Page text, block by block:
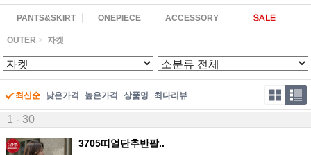
PANTS&SKIRT ONEPIECE ACCESSORY
OUTER 자켓
최신순 낮은가격 높은가격 상품명 최다리뷰
1 - 30
3705띠얼단추반팔..